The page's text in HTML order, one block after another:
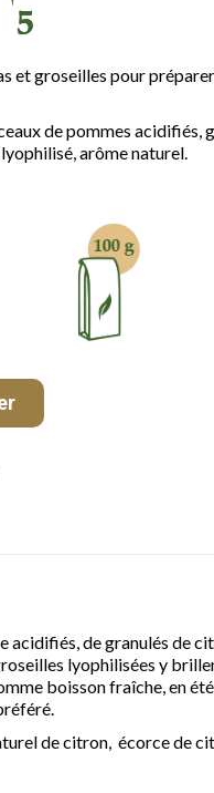
et groseilles pour
de pommes
arôme naturel.
acidifiés, de granulés de
lyophilisées y
boisson fraîche, en
de citron, écorce de